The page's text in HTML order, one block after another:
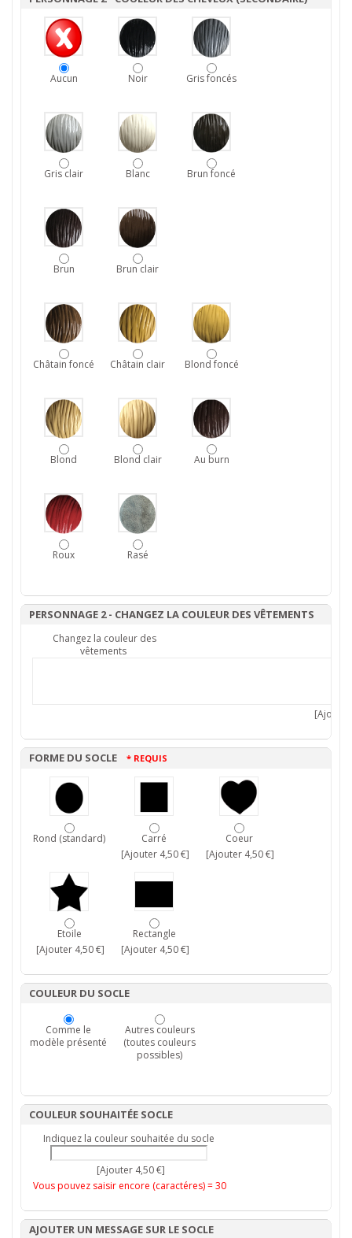
Aucun Noir Gris foncés
Gris clair Blanc Brun foncé
Brun Brun clair
Châtain foncé Châtain clair Blond foncé
Blond Blond clair Au burn
Roux Rasé
PERSONNAGE 2 - CHANGEZ LA COULEUR DES VÊTEMENTS
Changez la couleur des
vêtements
FORME DU SOCLE * REQUIS
Rond (standard)
Carré
[Ajouter 4,50 €]
Coeur
[Ajouter 4,50 €]
Etoile
[Ajouter 4,50 €]
Rectangle
[Ajouter 4,50 €]
COULEUR DU SOCLE
Comme le
modèle présenté
Autres couleurs
(toutes couleurs
possibles)
COULEUR SOUHAITÉE SOCLE
Indiquez la couleur souhaitée du socle
[Ajouter 4,50 €]
Vous pouvez saisir encore (caractéres) =30
AJOUTER UN MESSAGE SUR LE SOCLE